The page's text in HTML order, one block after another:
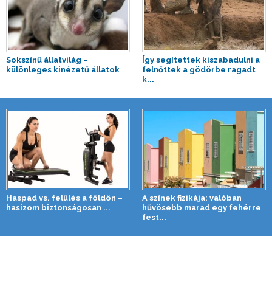
Sokszínű állatvilág –
különleges kinézetű állatok
Így segítettek kiszabadulni a
felnőttek a gödörbe ragadt
k...
Haspad vs. felülés a földön –
hasizom biztonságosan ...
A színek fizikája: valóban
hűvösebb marad egy fehérre
fest...